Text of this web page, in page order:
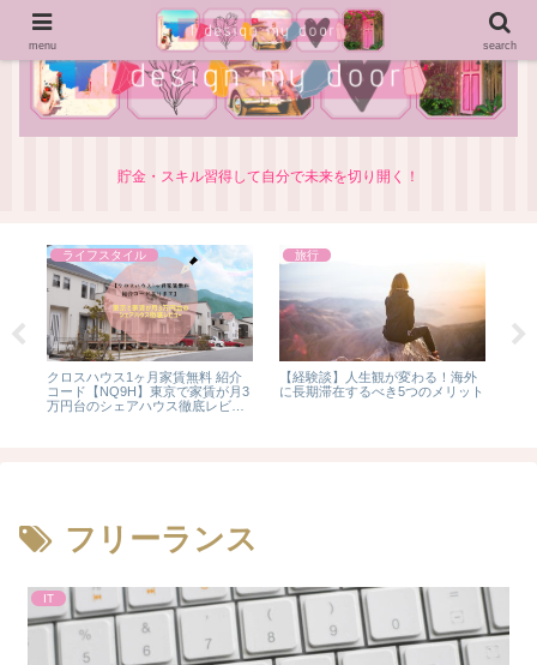
貯金・スキル習得して自分で未来を切り開く！
ライフスタイル
クロスハウス1ヶ月家賃無料 紹介
コード【NQ9H】東京で家賃が月3
万円台のシェアハウス徹底レビュ
旅行
【経験談】人生観が変わる！海外
に長期滞在するべき5つのメリット
フリーランス
IT
menu search